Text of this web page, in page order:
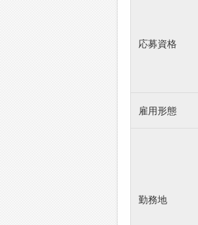
応募資格
雇用形態
勤務地